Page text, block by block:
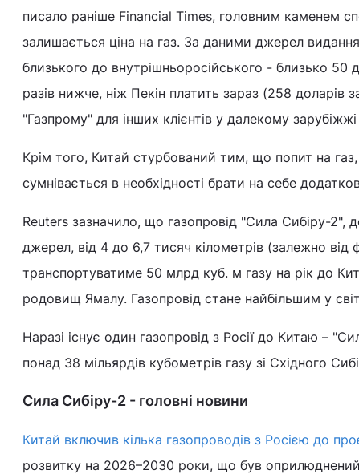
писало раніше Financial Times, головним каменем
залишається ціна на газ. За даними джерел
близького до внутрішньоросійського - близько 50
разів нижче, ніж Пекін платить зараз (258 доларів
"Газпрому" для інших клієнтів у далекому
Крім того, Китай стурбований тим, що попит на
сумнівається в необхідності брати на себе
Reuters зазначило, що газопровід "Сила Сибіру-2",
джерел, від 4 до 6,7 тисяч кілометрів (залежно від
транспортуватиме 50 млрд куб. м газу на рік до
родовищ Ямалу. Газопровід стане найбільшим у
Наразі існує один газопровід з Росії до Китаю –
понад 38 мільярдів кубометрів газу зі Східного
Сила Сибіру-2 - головні новини
Китай включив кілька газопроводів з Росією до
розвитку на 2026–2030 роки, що був